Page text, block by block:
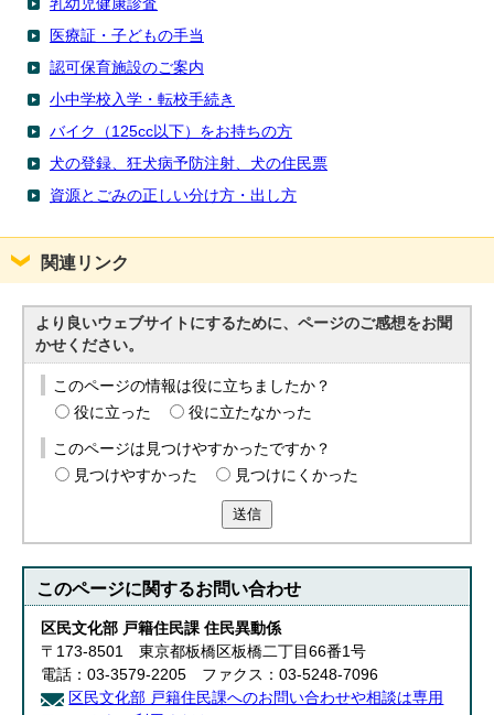
乳幼児健康診査
医療証・子どもの手当
認可保育施設のご案内
小中学校入学・転校手続き
バイク（125cc以下）をお持ちの方
犬の登録、狂犬病予防注射、犬の住民票
資源とごみの正しい分け方・出し方
関連リンク
より良いウェブサイトにするために、ページのご感想をお聞
かせください。
このページの情報は役に立ちましたか？
役に立った
役に立たなかった
このページは見つけやすかったですか？
見つけやすかった
見つけにくかった
送信
このページに関するお問い合わせ
区民文化部 戸籍住民課 住民異動係
〒173-8501 東京都板橋区板橋二丁目66番1号
電話：03-3579-2205 ファクス：03-5248-7096
区民文化部 戸籍住民課へのお問い合わせや相談は専用